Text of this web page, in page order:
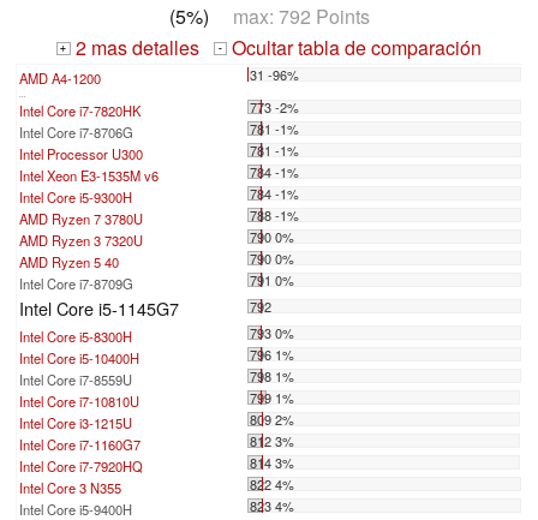
(5%) max: 792 Points
+ 2 mas detalles - Ocultar tabla de comparación
AMD A4-1200 31 -96%
Intel Core i7-7820HK
773 -2%
Intel Core i7-8706G
781 -1%
Intel Processor U300
781 -1%
Intel Xeon E3-1535M v6
784 -1%
Intel Core i5-9300H
784 -1%
AMD Ryzen 7 3780U
788 -1%
AMD Ryzen 3 7320U
790 0%
AMD Ryzen 5 40
790 0%
Intel Core i7-8709G
791 0%
Intel Core i5-1145G7
792
Intel Core i5-8300H
793 0%
Intel Core i5-10400H
796 1%
Intel Core i7-8559U
798 1%
Intel Core i7-10810U
799 1%
Intel Core i3-1215U
809 2%
Intel Core i7-1160G7
812 3%
Intel Core i7-7920HQ
814 3%
Intel Core 3 N355
822 4%
Intel Core i5-9400H
823 4%